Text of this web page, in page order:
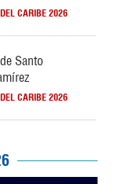
CARIBE 2026
Santo
CARIBE 2026